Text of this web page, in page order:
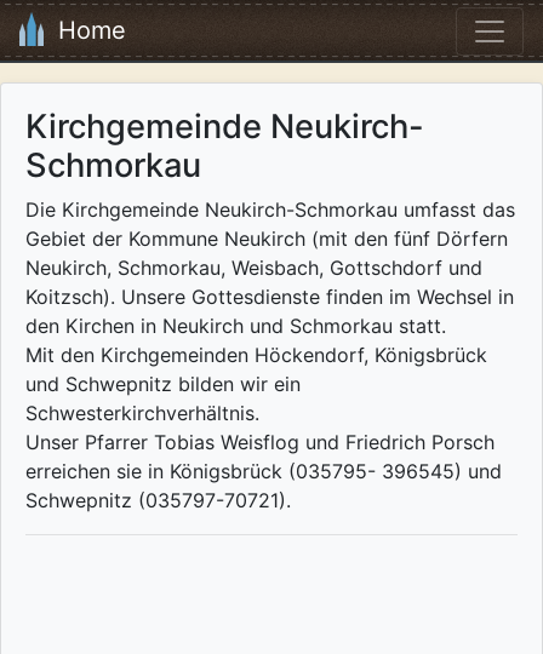
Home
Kirchgemeinde Neukirch-
Schmorkau
Die Kirchgemeinde Neukirch-Schmorkau umfasst das
Gebiet der Kommune Neukirch (mit den fünf Dörfern
Neukirch, Schmorkau, Weisbach, Gottschdorf und
Koitzsch). Unsere Gottesdienste finden im Wechsel in
den Kirchen in Neukirch und Schmorkau statt.
Mit den Kirchgemeinden Höckendorf, Königsbrück
und Schwepnitz bilden wir ein
Schwesterkirchverhältnis.
Unser Pfarrer Tobias Weisflog und Friedrich Porsch
erreichen sie in Königsbrück (035795- 396545) und
Schwepnitz (035797-70721).